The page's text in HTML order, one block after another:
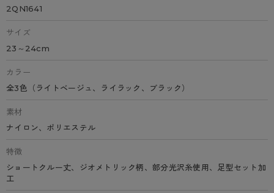
2QN1641
サイズ
23～24cm
カラー
全3色（ライトベージュ、ライラック、ブラック）
素材
ナイロン、ポリエステル
特徴
ショートクルー丈、ジオメトリック柄、部分光沢糸使用、足型セット加
工